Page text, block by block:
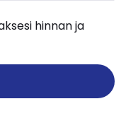
hinnan ja